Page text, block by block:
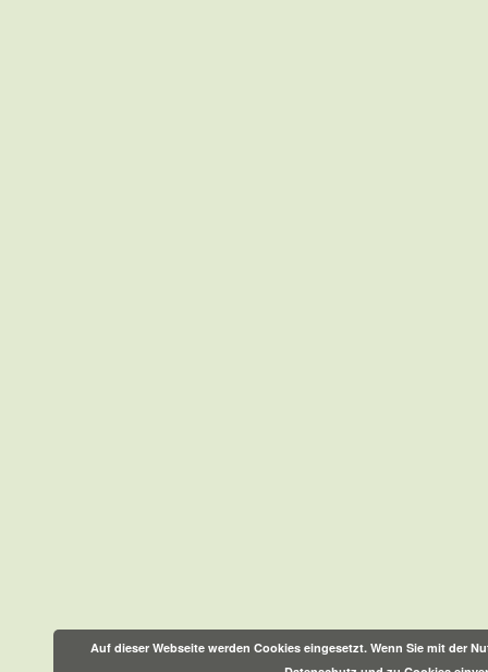
Auf dieser Webseite werden Cookies eingesetzt. Wenn Sie mit der